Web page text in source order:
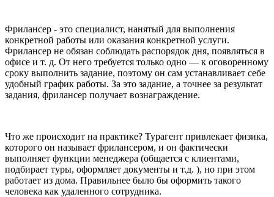
Фрилансер - это специалист, нанятый для выполнения
конкретной работы или оказания конкретной услуги.
Фрилансер не обязан соблюдать распорядок дня, появляться в
офисе и т. д. От него требуется только одно — к оговоренному
сроку выполнить задание, поэтому он сам устанавливает себе
удобный график работы. За это задание, а точнее за результат
задания, фрилансер получает вознаграждение.
Что же происходит на практике? Турагент привлекает физика,
которого он называет фрилансером, и он фактически
выполняет функции менеджера (общается с клиентами,
подбирает туры, оформляет документы и т.д. ), но при этом
работает из дома. Правильнее было бы оформить такого
человека как удаленного сотрудника.